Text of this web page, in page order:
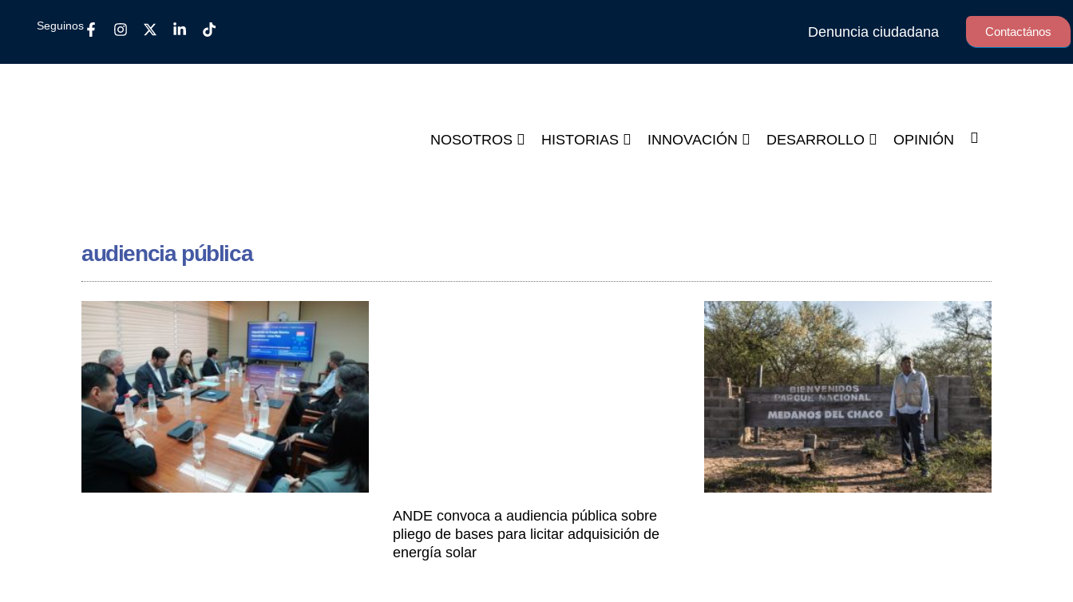
Seguinos Denuncia ciudadana Contactános
NOSOTROS HISTORIAS INNOVACIÓN DESARROLLO OPINIÓN
audiencia pública
ANDE convoca a audiencia pública sobre
pliego de bases para licitar adquisición de
energía solar